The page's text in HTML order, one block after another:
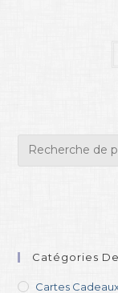
Catégories
Cartes